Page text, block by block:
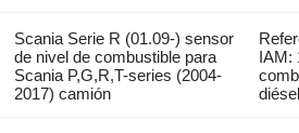
Scania Serie R (01.09-) sensor
de nivel de combustible para
Scania P,G,R,T-series (2004-
2017) camión
IAM:
diésel